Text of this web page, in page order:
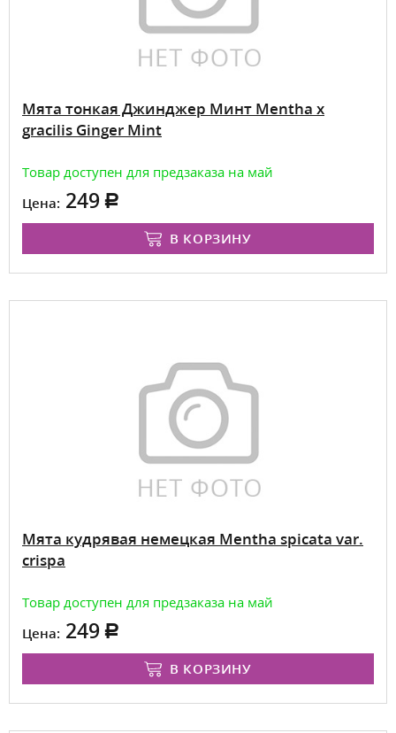
Мята тонкая Джинджер Минт Mentha x
gracilis Ginger Mint
Товар доступен для предзаказа на май
Цена: 249
В КОРЗИНУ
Мята кудрявая немецкая Mentha spicata var.
crispa
Товар доступен для предзаказа на май
Цена: 249
В КОРЗИНУ